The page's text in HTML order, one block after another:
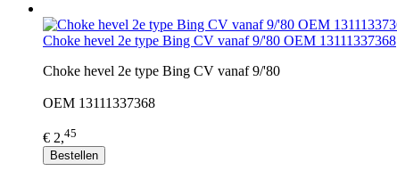
Choke hevel 2e type Bing CV vanaf 9/'80 OEM 13111337368
Choke hevel 2e type Bing CV vanaf 9/'80
OEM 13111337368
€ 2,45
Bestellen